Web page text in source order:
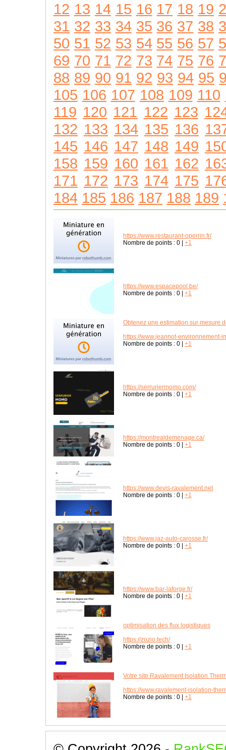
12 13 14 15 16 17 18 19
31 32 33 34 35 36 37 38
50 51 52 53 54 55 56 57
69 70 71 72 73 74 75 76
88 89 90 91 92 93 94 95
105 106 107 108 109 110
119 120 121 122 123
132 133 134 135 136
145 146 147 148 149
158 159 160 161 162
171 172 173 174 175
184 185 186 187 188 189
https://www.restaurant-operrin.fr/
Nombre de points : 0 +1
https://www.espacepool.be/
Nombre de points : 0 +1
Obtenez une estimation sur mesure
https://www.jeannot-environnement-
Nombre de points : 0 +1
https://serruriermomo.com/
Nombre de points : 0 +1
https://montrealdemenage.ca/
Nombre de points : 0 +1
https://www.devis-ravalement.net
Nombre de points : 0 +1
https://www.jaz-auto-carosse.fr/
Nombre de points : 0 +1
https://www.bar-laforge.fr/
Nombre de points : 0 +1
optimisation des flux logistiques
https://zozio.tech/
Nombre de points : 0 +1
Votre site Ravalement Isolation
https://www.ravalement-isolation-
Nombre de points : 0 +1